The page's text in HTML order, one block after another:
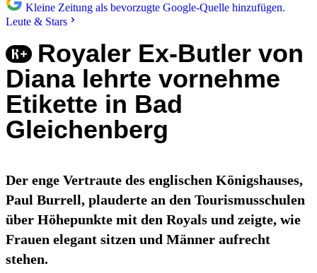
Kleine Zeitung als bevorzugte Google-Quelle hinzufügen.
Leute & Stars
Royaler Ex-Butler von
Diana lehrte vornehme
Etikette in Bad
Gleichenberg
Der enge Vertraute des englischen Königshauses,
Paul Burrell, plauderte an den Tourismusschulen
über Höhepunkte mit den Royals und zeigte, wie
Frauen elegant sitzen und Männer aufrecht
stehen.